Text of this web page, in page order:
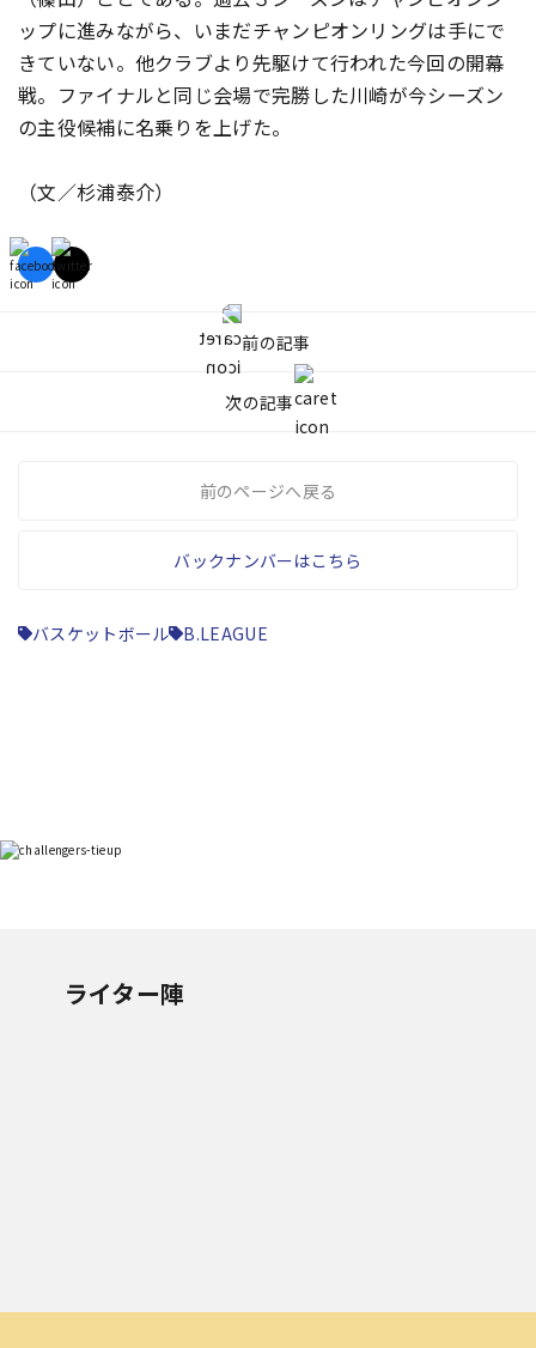
ップに進みながら、いまだチャンピオンリングは手にで
きていない。他クラブより先駆けて行われた今回の開幕
戦。ファイナルと同じ会場で完勝した川崎が今シーズン
の主役候補に名乗りを上げた。
（文／杉浦泰介）
前の記事
次の記事
前のページへ戻る
バックナンバーはこちら
バスケットボール B.LEAGUE
ライター陣